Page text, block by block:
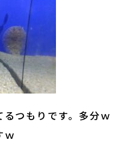
つもりです。多分ｗ
ｗ